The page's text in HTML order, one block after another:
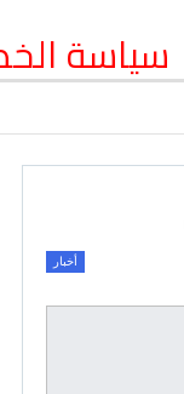
سياسة
أخبار